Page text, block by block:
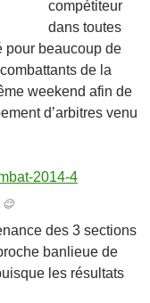
compétiteur
dans toutes
pour beaucoup de
de la
weekend afin de
d’arbitres venu
😉
des 3 sections
banlieue de
les résultats